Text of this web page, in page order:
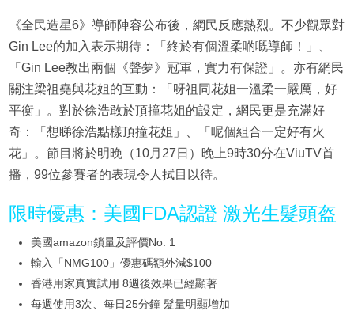
《全民造星6》導師陣容公布後，網民反應熱烈。不少觀眾對
Gin Lee的加入表示期待：「終於有個溫柔啲嘅導師！」、
「Gin Lee教出兩個《聲夢》冠軍，實力有保證」。亦有網民
關注梁祖堯與花姐的互動：「呀祖同花姐一溫柔一嚴厲，好
平衡」。對於徐浩敢於頂撞花姐的設定，網民更是充滿好
奇：「想睇徐浩點樣頂撞花姐」、「呢個組合一定好有火
花」。節目將於明晚（10月27日）晚上9時30分在ViuTV首
播，99位參賽者的表現令人拭目以待。
限時優惠：美國FDA認證 激光生髮頭盔
美國amazon鎖量及評價No. 1
輸入「NMG100」優惠碼額外減$100
香港用家真實試用 8週後效果已經顯著
每週使用3次、每日25分鐘 髮量明顯增加